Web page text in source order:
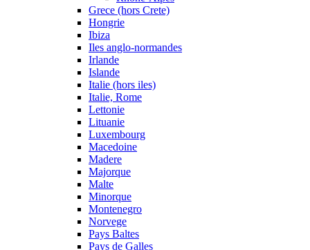
Grece (hors Crete)
Hongrie
Ibiza
Iles anglo-normandes
Irlande
Islande
Italie (hors iles)
Italie, Rome
Lettonie
Lituanie
Luxembourg
Macedoine
Madere
Majorque
Malte
Minorque
Montenegro
Norvege
Pays Baltes
Pays de Galles